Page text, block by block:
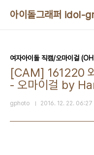
아이돌그래퍼 idol-
여자아이돌 직캠/오마이걸
[CAM] 161220
- 오마이걸 by
gphoto 2016. 12. 22. 06:27